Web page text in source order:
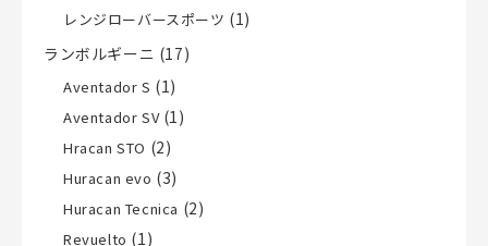
レンジローバースポーツ (1)
ランボルギーニ (17)
Aventador S (1)
Aventador SV(1)
Hracan STO (2)
Huracan evo (3)
Huracan Tecnica (2)
Revuelto (1)